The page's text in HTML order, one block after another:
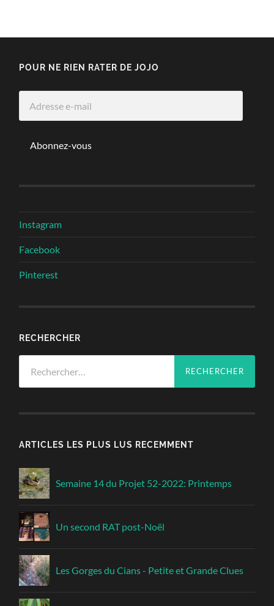
POUR NE RIEN RATER DE JOJO
Abonnez-vous
Instagram
Facebook
Pinterest
RECHERCHER
ARTICLES LES PLUS LUS RECEMMENT
Semaine 14 du Projet 52-2022: Printemps
Un second RAT post-Noël
Les Gorges du Cians - Petite et Grande Clues